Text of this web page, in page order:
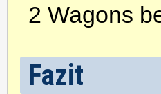
2 Wagons
Fazit